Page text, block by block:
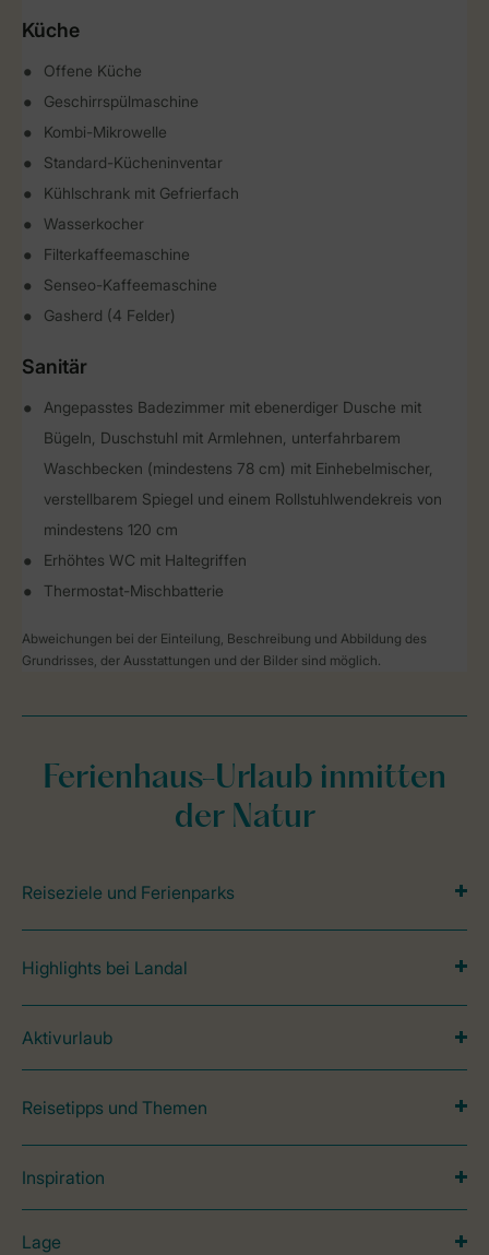
Küche
Offene Küche
Geschirrspülmaschine
Kombi-Mikrowelle
Standard-Kücheninventar
Kühlschrank mit Gefrierfach
Wasserkocher
Filterkaffeemaschine
Senseo-Kaffeemaschine
Gasherd (4 Felder)
Sanitär
Angepasstes Badezimmer mit ebenerdiger Dusche mit
Bügeln, Duschstuhl mit Armlehnen, unterfahrbarem
Waschbecken (mindestens 78 cm) mit Einhebelmischer,
verstellbarem Spiegel und einem Rollstuhlwendekreis von
mindestens 120 cm
Erhöhtes WC mit Haltegriffen
Thermostat-Mischbatterie
Abweichungen bei der Einteilung, Beschreibung und Abbildung des
Grundrisses, der Ausstattungen und der Bilder sind möglich.
Ferienhaus-Urlaub inmitten
der Natur
Reiseziele und Ferienparks
Highlights bei Landal
Aktivurlaub
Reisetipps und Themen
Inspiration
Lage